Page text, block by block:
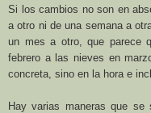
Si los cambios no son en
a otro ni de una semana a
un mes a otro, que parece
febrero a las nieves en
concreta, sino en la hora e
Hay varias maneras que se